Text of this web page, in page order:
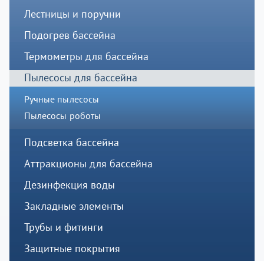
Лестницы и поручни
Подогрев бассейна
Термометры для бассейна
Пылесосы для бассейна
Ручные пылесосы
Пылесосы роботы
Подсветка бассейна
Аттракционы для бассейна
Дезинфекция воды
Закладные элементы
Трубы и фитинги
Защитные покрытия